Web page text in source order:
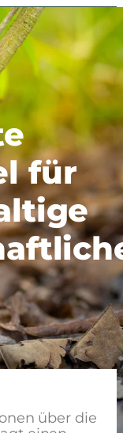
für
über die